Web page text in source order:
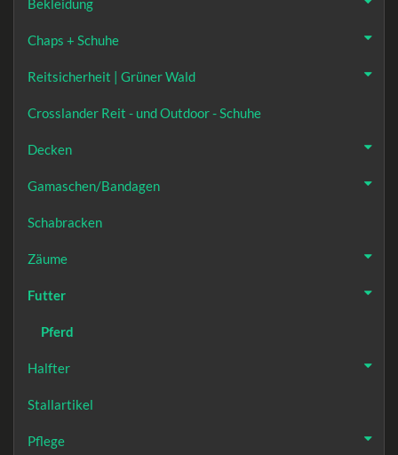
Bekleidung
Chaps + Schuhe
Reitsicherheit | Grüner Wald
Crosslander Reit - und Outdoor - Schuhe
Decken
Gamaschen/Bandagen
Schabracken
Zäume
Futter
Pferd
Halfter
Stallartikel
Pflege